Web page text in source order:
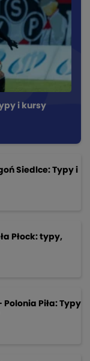
i kursy
Siedlce: Typy i
Płock: typy,
Polonia Piła: Typy